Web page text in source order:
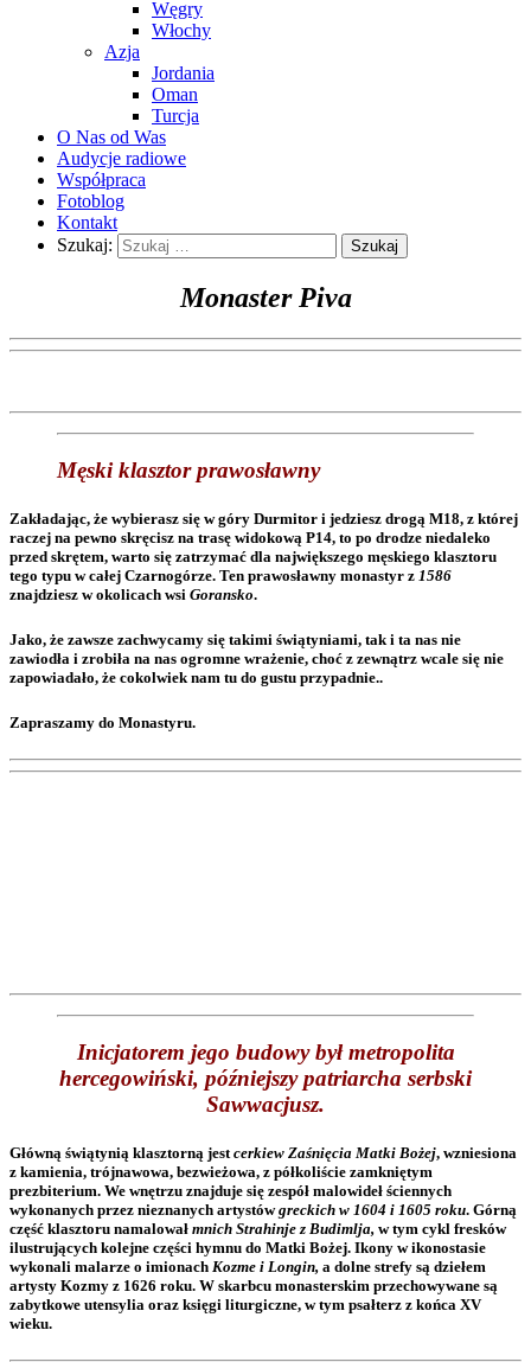
Węgry
Włochy
Azja
Jordania
Oman
Turcja
O Nas od Was
Audycje radiowe
Współpraca
Fotoblog
Kontakt
Szukaj:
Monaster Piva
Męski klasztor prawosławny
Zakładając, że wybierasz się w góry Durmitor i jedziesz drogą M18, z której
raczej na pewno skręcisz na trasę widokową P14, to po drodze niedaleko
przed skrętem, warto się zatrzymać dla największego męskiego klasztoru
tego typu w całej Czarnogórze. Ten prawosławny monastyr z 1586
znajdziesz w okolicach wsi Goransko.
Jako, że zawsze zachwycamy się takimi świątyniami, tak i ta nas nie
zawiodła i zrobiła na nas ogromne wrażenie, choć z zewnątrz wcale się nie
zapowiadało, że cokolwiek nam tu do gustu przypadnie..
Zapraszamy do Monastyru.
Inicjatorem jego budowy był metropolita
hercegowiński, późniejszy patriarcha serbski
Sawwacjusz.
Główną świątynią klasztorną jestcerkiew Zaśnięcia Matki Bożej, wzniesiona
z kamienia, trójnawowa, bezwieżowa, z półkoliście zamkniętym
prezbiterium. We wnętrzu znajduje się zespół malowideł ściennych
wykonanych przez nieznanych artystówgreckich w 1604 i 1605 roku. Górną
część klasztoru namalował mnich Strahinje z Budimlja, w tym cykl fresków
ilustrujących kolejne części hymnu do Matki Bożej. Ikony w ikonostasie
wykonali malarze o imionach Kozme i Longin, a dolne strefy są dziełem
artysty Kozmy z 1626 roku. W skarbcu monasterskim przechowywane są
zabytkowe utensylia oraz księgi liturgiczne, w tym psałterz z końca XV
wieku.